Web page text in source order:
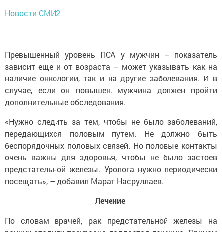
Новости СМИ2
Превышенный уровень ПСА у мужчин – показатель
зависит еще и от возраста – может указывать как на
наличие онкологии, так и на другие заболевания. И в
случае, если он повышен, мужчина должен пройти
дополнительные обследования.
«Нужно следить за тем, чтобы не было заболеваний,
передающихся половым путем. Не должно быть
беспорядочных половых связей. Но половые контакты
очень важны для здоровья, чтобы не было застоев
предстательной железы. Уролога нужно периодически
посещать», – добавил Марат Насруллаев.
Лечение
По словам врачей, рак предстательной железы на